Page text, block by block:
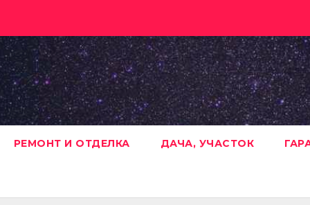
РЕМОНТ И ОТДЕЛКА ДАЧА, УЧАСТОК